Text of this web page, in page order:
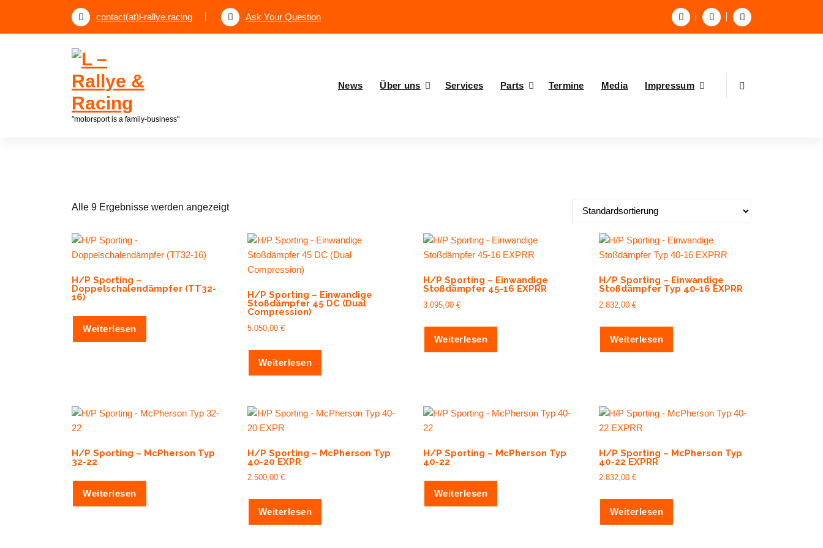
m
contact(at)l-rallye.racing Ask Your Question
"motorsport is a family-business"
News Über uns Services Parts Termine Media Impressum
Alle 9 Ergebnisse werden angezeigt
H/P Sporting –
Doppelschalendämpfer (TT32-
16)
Weiterlesen
H/P Sporting – Einwandige
Stoßdämpfer 45 DC (Dual
Compression)
5.050,00 €
Weiterlesen
H/P Sporting – Einwandige
Stoßdämpfer 45-16 EXPRR
3.095,00 €
Weiterlesen
H/P Sporting – Einwandige
Stoßdämpfer Typ 40-16 EXPRR
2.832,00 €
Weiterlesen
H/P Sporting – McPherson Typ
32-22
Weiterlesen
H/P Sporting – McPherson Typ
40-20 EXPR
2.500,00 €
Weiterlesen
H/P Sporting – McPherson Typ
40-22
Weiterlesen
H/P Sporting – McPherson Typ
40-22 EXPRR
2.832,00 €
Weiterlesen